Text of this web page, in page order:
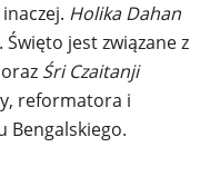
Holika Dahan
. Święto jest związane z
Śri Czaitanji
reformatora i
Bengalskiego.